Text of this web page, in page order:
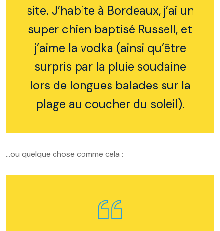
site. J’habite à Bordeaux, j’ai un
super chien baptisé Russell, et
j’aime la vodka (ainsi qu’être
surpris par la pluie soudaine
lors de longues balades sur la
plage au coucher du soleil).
…ou quelque chose comme cela :